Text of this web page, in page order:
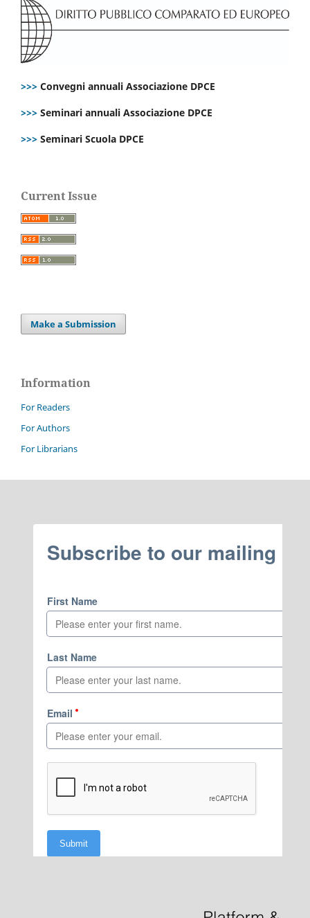
>>> Convegni annuali Associazione DPCE
>>> Seminari annuali Associazione DPCE
>>> Seminari Scuola DPCE
Current Issue
Make a Submission
Information
For Readers
For Authors
For Librarians